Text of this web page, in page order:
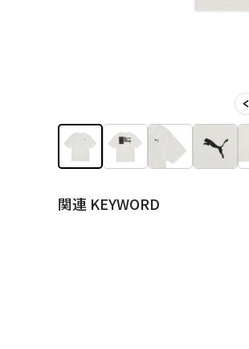
関連 KEYWORD